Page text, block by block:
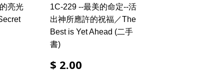
亮光
1C-229 --最美的命定--活
出神所應許的祝福／The
Best is Yet Ahead (二手
書)
$ 2.00